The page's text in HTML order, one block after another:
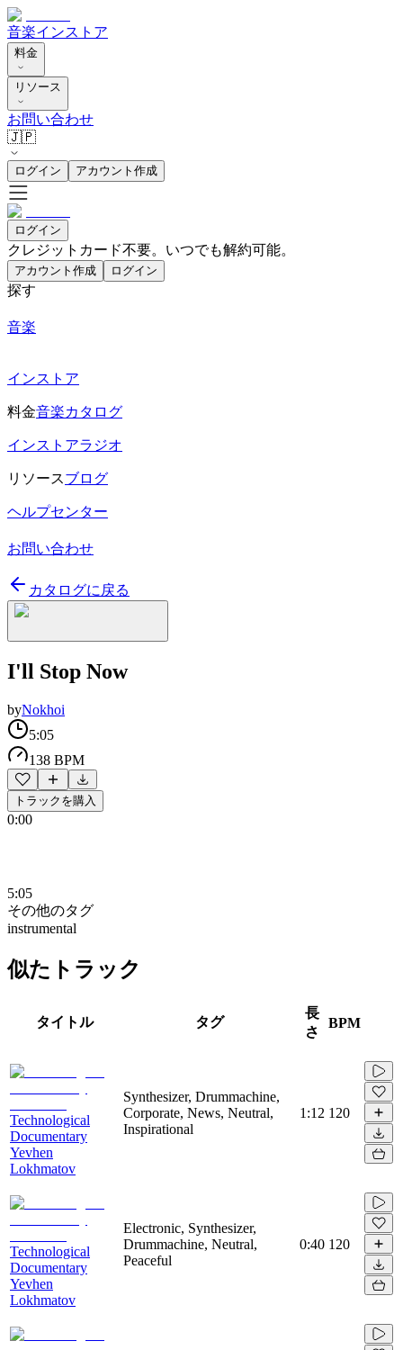
音楽インストア
料金
リソース
お問い合わせ
🇯🇵
ログイン アカウント作成
ログイン
クレジットカード不要。いつでも解約可能。
アカウント作成 ログイン
探す
音楽
インストア
料金音楽カタログ
インストアラジオ
リソースブログ
ヘルプセンター
お問い合わせ
カタログに戻る
I'll Stop Now
byNokhoi
5:05
138 BPM
トラックを購入
0:00
5:05
その他のタグ
instrumental
似たトラック
タイトル タグ
長
さ
BPM
Technological
Documentary
Yevhen
Lokhmatov
Synthesizer, Drummachine,
Corporate, News, Neutral,
Inspirational
1:12 120
Technological
Documentary
Yevhen
Lokhmatov
Electronic, Synthesizer,
Drummachine, Neutral,
Peaceful
0:40 120